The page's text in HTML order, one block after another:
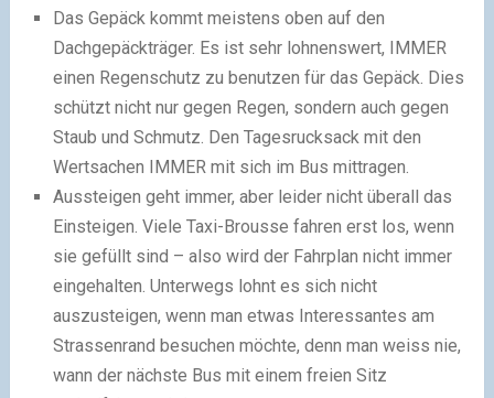
Das Gepäck kommt meistens oben auf den
Dachgepäckträger. Es ist sehr lohnenswert, IMMER
einen Regenschutz zu benutzen für das Gepäck. Dies
schützt nicht nur gegen Regen, sondern auch gegen
Staub und Schmutz. Den Tagesrucksack mit den
Wertsachen IMMER mit sich im Bus mittragen.
Aussteigen geht immer, aber leider nicht überall das
Einsteigen. Viele Taxi-Brousse fahren erst los, wenn
sie gefüllt sind – also wird der Fahrplan nicht immer
eingehalten. Unterwegs lohnt es sich nicht
auszusteigen, wenn man etwas Interessantes am
Strassenrand besuchen möchte, denn man weiss nie,
wann der nächste Bus mit einem freien Sitz